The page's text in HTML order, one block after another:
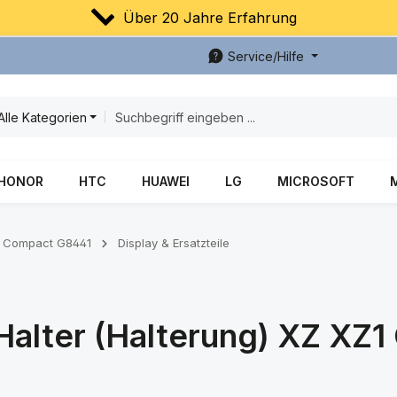
Über 20 Jahre Erfahrung
Service/Hilfe
Kategorien
HTC HUAWEI LG MICROSOFT
G8441 Display & Ersatzteile
(Halterung) XZ